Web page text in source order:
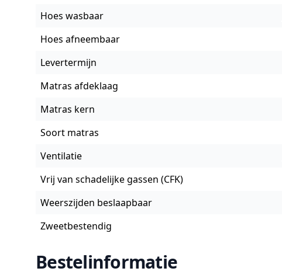
Hoes wasbaar
Hoes afneembaar
Levertermijn
Matras afdeklaag
Matras kern
Soort matras
Ventilatie
Vrij van schadelijke gassen (CFK)
Weerszijden beslaapbaar
Zweetbestendig
Bestelinformatie